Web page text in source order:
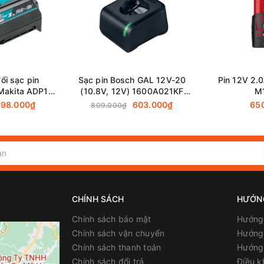
sạc pin
ADP10
5)
98.000₫
Sạc pin Bosch GAL 12V-20
(10.8V, 12V) 1600A021KF
chính hãng
809.000₫ 603.000₫
Pin 12V
CHÍNH SÁCH
Chính sách bảo mật
Chính sách vận chuyển
Chính sách thanh toán
Chính sách đổi trả
Điều